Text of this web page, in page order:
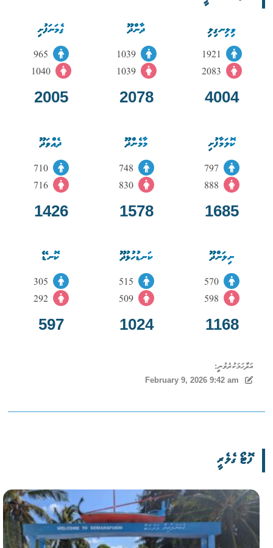
ވިލިނގިލި
1921
2083
4004
ދާންދޫ
1039
1039
2078
ގެމަނަފުށި
1040
2005
ކޮލަމާފުށި
797
888
1685
މާމެންދޫ
748
830
1578
ދެއްވަދޫ
710
716
1426
ނިލަންދޫ
570
598
1168
ކަނޑުހުޅުދޫ
515
509
1024
ކޮނޑޭ
292
597
އަދާހަމަކުރެވުނީ:
February 9, 2026 9:42 am
ފޮޓޯ ގެލެރީ